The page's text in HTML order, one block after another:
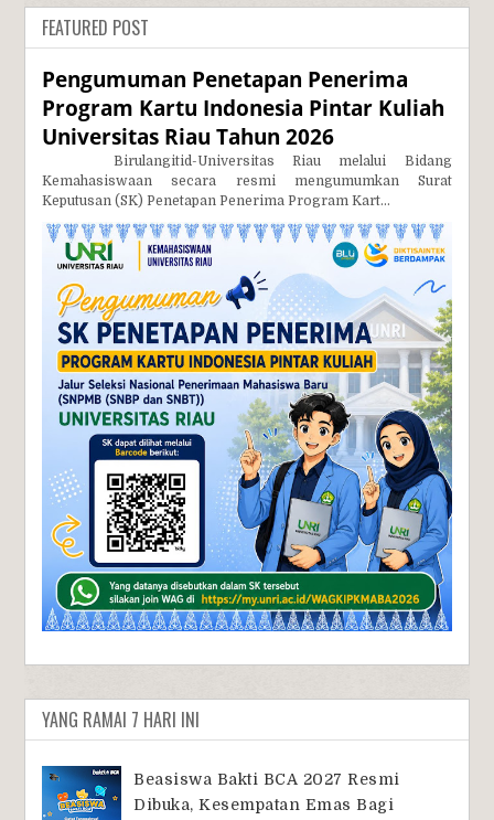
FEATURED POST
Pengumuman Penetapan Penerima
Program Kartu Indonesia Pintar Kuliah
Universitas Riau Tahun 2026
Birulangitid-Universitas Riau melalui Bidang
Kemahasiswaan secara resmi mengumumkan Surat
Keputusan (SK) Penetapan Penerima Program Kart...
YANG RAMAI 7 HARI INI
Beasiswa Bakti BCA 2027 Resmi
Dibuka, Kesempatan Emas Bagi